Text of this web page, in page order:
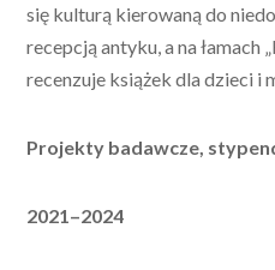
się kulturą kierowaną do
recepcją antyku, a na
recenzuje książek dla dzieci i
Projekty badawcze,
2021–2024